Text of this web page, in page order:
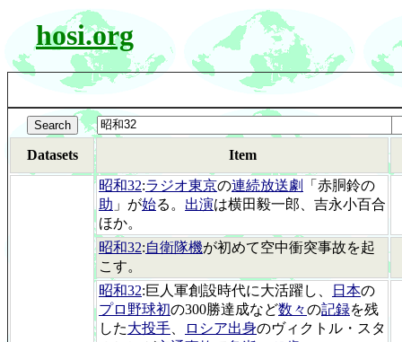
hosi.org
Datasets Item
昭和32:ラジオ東京の連続放送劇
「赤胴鈴の
助 」が始る。 出演は横田毅一郎、吉永小百合
ほか。
昭和32:自衛隊機が初めて空中衝突事故を起
こす。
昭和32:巨人軍創設時代に大活躍し、 日本の
プロ野球初の300勝達成など数々の記録を残
した大投手 ロシア出身のヴィクトル・スタ